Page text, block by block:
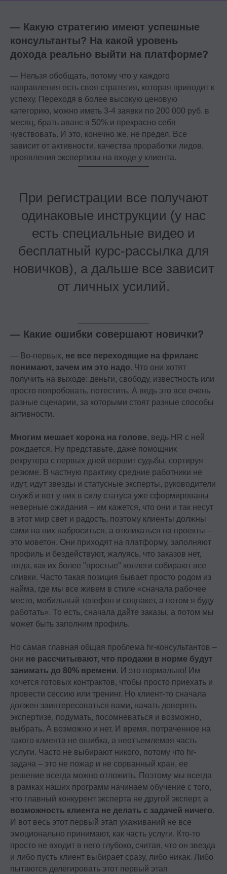
— Какую стратегию имеют успешные
консультанты? На какой уровень
дохода реально выйти на платформе?
— Нельзя обобщать, потому что у каждого
направления есть своя стратегия, которая приводит к
успеху. Переходя в более высокую ценовую
категорию, можно иметь 3-4 заявки по 200 000 руб. в
месяц, брать аванс в 50% и прекрасно себя
чувствовать. И это, конечно же, не предел. Все
зависит от активности, качества проработки лидов,
проявления экспертизы на входе у клиента.
При регистрации все получают
одинаковые инструкции (у нас
есть специальные видео и
бесплатный курс-рассылка для
новичков), а дальше все зависит
от личных усилий.
— Какие ошибки совершают новички?
— Во-первых, не все переходящие на фриланс
понимают, зачем им это надо. Что они хотят
получить на выходе: деньги, свободу, известность или
просто попробовать, потестить. А ведь это все очень
разные сценарии, за которыми стоят разные способы
активности.
Многим мешает корона на голове, ведь HR с ней
рождается. Ну представьте, даже помощник
рекрутера с первых дней вершит судьбы, сортируя
резюме. В частную практику средние работники не
идут, идут звезды и статусные эксперты, руководители
служб и вот у них в силу статуса уже сформированы
неверные ожидания – им кажется, что они и так несут
в этот мир свет и радость, поэтому клиенты должны
сами на них наброситься, а откликаться на проекты –
это моветон. Они приходят на платформу, заполняют
профиль и бездействуют, жалуясь, что заказов нет,
тогда, как их более "простые" коллеги собирают все
сливки. Часто такая позиция бывает просто родом из
найма, где мы все живем в стиле «сначала рабочее
место, мобильный телефон и соцпакет, а потом я буду
работать». То есть, сначала дайте заказы, а потом мы
может быть заполним профиль.
Но самая главная общая проблема hr-консультантов –
они не рассчитывают, что продажи в норме будут
занимать до 80% времени. И это нормально! Им
хочется готовых контрактов, чтобы просто приехать и
провести сессию или тренинг. Но клиент-то сначала
должен заинтересоваться вами, начать доверять
экспертизе, подумать, посомневаться и возможно,
выбрать. А возможно и нет. И время, потраченное на
такого клиента не ошибка, а неотъемлемая часть
услуги. Часто не выбирают никого, потому что hr-
задача – это не пожар и не сорванный кран, ее
решение всегда можно отложить. Поэтому мы всегда
в рамках наших программ начинаем обучение с того,
что главный конкурент эксперта не другой эксперт, а
возможность клиента не делать с задачей ничего.
И вот весь этот первый этап ухаживаний не все
эмоционально принимают, как часть услуги. Кто-то
просто не входит в него глубоко, считая, что он звезда
и либо пусть клиент выбирает сразу, либо никак. Либо
пытаются делегировать этот первый этап